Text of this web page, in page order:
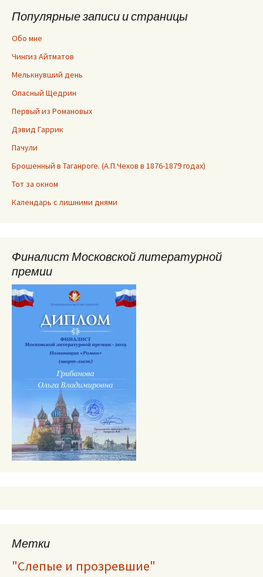
Популярные записи и страницы
Обо мне
Чингиз Айтматов
Мелькнувший день
Опасный Щедрин
Первый из Романовых
Дэвид Гаррик
Пачули
Брошенный в Таганроге. (А.П.Чехов в 1876-1879 годах)
Тот за окном
Календарь с лишними днями
Финалист Московской литературной
премии
Метки
"Слепые и прозревшие"